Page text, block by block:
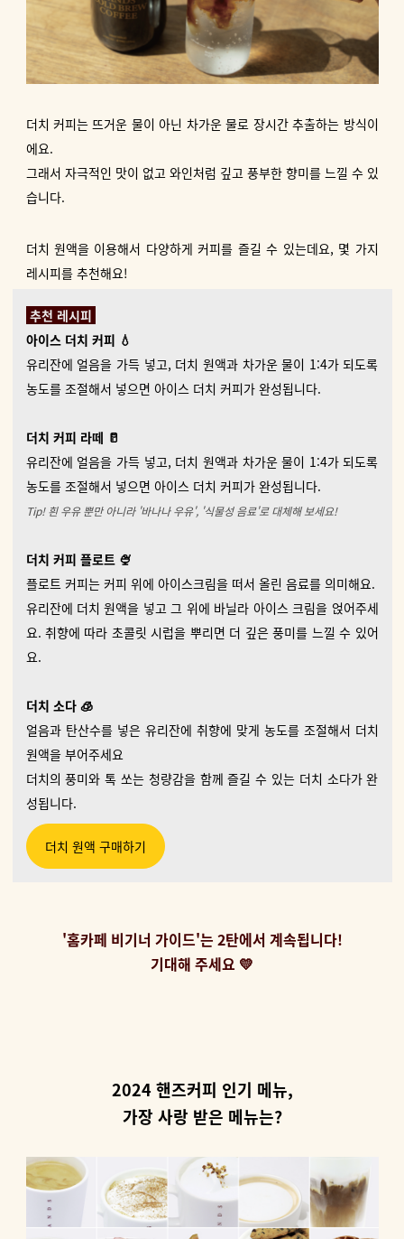
더치 커피는 뜨거운 물이 아닌 차가운 물로 장시간 추출하는 방식이
에요.
그래서 자극적인 맛이 없고 와인처럼 깊고 풍부한 향미를 느낄 수 있
습니다.
더치 원액을 이용해서 다양하게 커피를 즐길 수 있는데요, 몇 가지
레시피를 추천해요!
추천 레시피
아이스 더치 커피 💧
유리잔에 얼음을 가득 넣고, 더치 원액과 차가운 물이 1:4가 되도록
농도를 조절해서 넣으면 아이스 더치 커피가 완성됩니다.
더치 커피 라떼 🥛
유리잔에 얼음을 가득 넣고, 더치 원액과 차가운 물이 1:4가 되도록
농도를 조절해서 넣으면 아이스 더치 커피가 완성됩니다.
Tip! 흰 우유 뿐만 아니라 '바나나 우유', '식물성 음료'로 대체해 보세요!
더치 커피 플로트 🍨
플로트 커피는 커피 위에 아이스크림을 떠서 올린 음료를 의미해요.
유리잔에 더치 원액을 넣고 그 위에 바닐라 아이스 크림을 얹어주세
요. 취향에 따라 초콜릿 시럽을 뿌리면 더 깊은 풍미를 느낄 수 있어
요.
더치 소다 🧊
얼음과 탄산수를 넣은 유리잔에 취향에 맞게 농도를 조절해서 더치
원액을 부어주세요
더치의 풍미와 톡 쏘는 청량감을 함께 즐길 수 있는 더치 소다가 완
성됩니다.
더치 원액 구매하기
'홈카페 비기너 가이드'는 2탄에서 계속됩니다!
기대해 주세요 💛
2024 핸즈커피 인기 메뉴,
가장 사랑 받은 메뉴는?